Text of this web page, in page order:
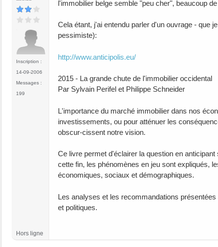
Inscription :
14-09-2006
Messages :
199
l'immobilier belge semble "peu cher", beaucoup
Cela étant, j'ai entendu parler d'un ouvrage - que
pessimiste):
http://www.anticipolis.eu/
2015 - La grande chute de l'immobilier occidental
Par Sylvain Perifel et Philippe Schneider
L'importance du marché immobilier dans nos
investissements, ou pour atténuer les
obscur-cissent notre vision.
Ce livre permet d'éclairer la question en
cette fin, les phénomènes en jeu sont expliqués,
économiques, sociaux et démographiques.
Les analyses et les recommandations
et politiques.
Hors ligne